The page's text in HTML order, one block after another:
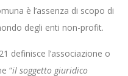
è l’assenza di scopo di
degli enti non-profit.
definisce l’associazione o
“il soggetto giuridico